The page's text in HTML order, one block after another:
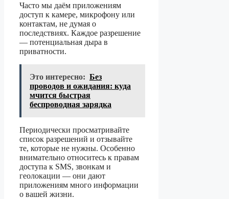
Часто мы даём приложениям
доступ к камере, микрофону или
контактам, не думая о
последствиях. Каждое разрешение
— потенциальная дыра в
приватности.
Это интересно: Без
проводов и ожидания: куда
мчится быстрая
беспроводная зарядка
Периодически просматривайте
список разрешений и отзывайте
те, которые не нужны. Особенно
внимательно относитесь к правам
доступа к SMS, звонкам и
геолокации — они дают
приложениям много информации
о вашей жизни.